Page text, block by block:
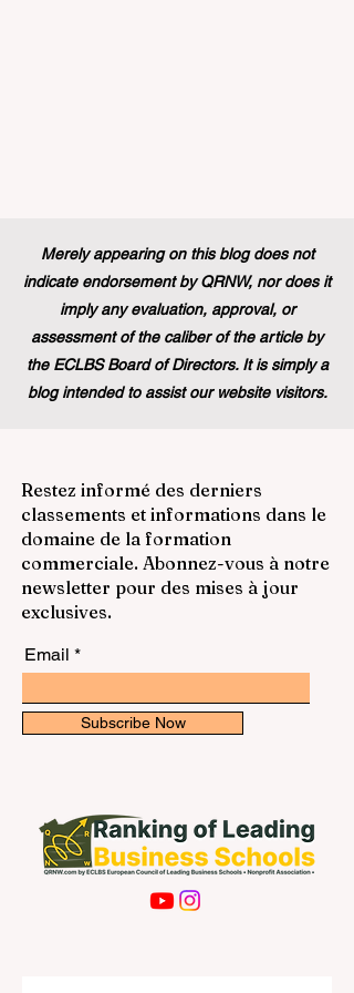
Merely appearing on this blog does not
indicate endorsement by QRNW, nor does it
imply any evaluation, approval, or
assessment of the caliber of the article by
the ECLBS Board of Directors. It is simply a
blog intended to assist our website visitors.
Restez informé des derniers
classements et informations dans le
domaine de la formation
commerciale. Abonnez-vous à notre
newsletter pour des mises à jour
exclusives.
Email
Subscribe Now